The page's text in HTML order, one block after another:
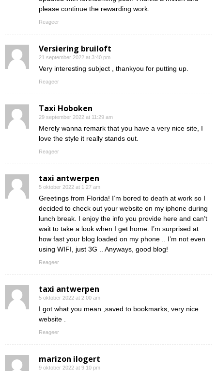
please continue the rewarding work.
Reageer
Versiering bruiloft
21 september 2022 at 3:40 pm
Very interesting subject , thankyou for putting up.
Reageer
Taxi Hoboken
29 september 2022 at 11:29 am
Merely wanna remark that you have a very nice site, I
love the style it really stands out.
Reageer
taxi antwerpen
5 oktober 2022 at 1:27 am
Greetings from Florida! I’m bored to death at work so I
decided to check out your website on my iphone during
lunch break. I enjoy the info you provide here and can’t
wait to take a look when I get home. I’m surprised at
how fast your blog loaded on my phone .. I’m not even
using WIFI, just 3G .. Anyways, good blog!
Reageer
taxi antwerpen
5 oktober 2022 at 2:00 am
I got what you mean ,saved to bookmarks, very nice
website .
Reageer
marizon ilogert
9 oktober 2022 at 9:10 pm